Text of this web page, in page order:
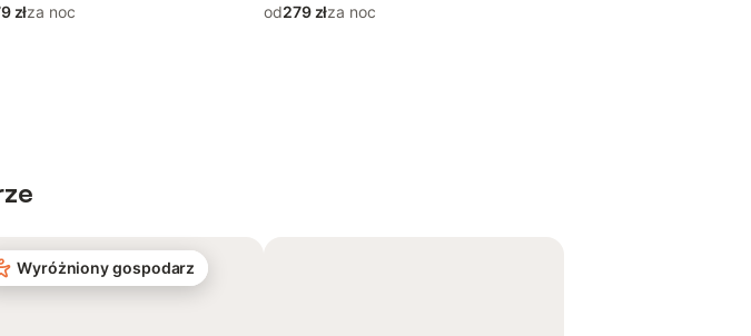
złza noc
od279 złza noc
Wyróżniony gospodarz